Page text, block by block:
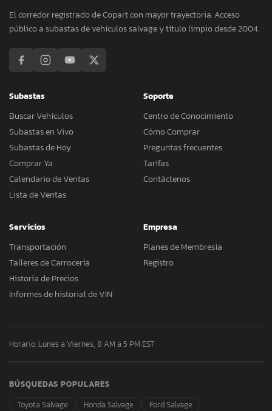
El corredor registrado de Copart con mayor trayectoria. Acceso
público a subastas de vehículos salvage y título limpio desde 2004.
Subastas
Buscar Vehículos
Subastas en Vivo
Subastas de Hoy
Comprar Ya
Calendario de Ventas
Lista de Ventas
Soporte
Centro de Conocimiento
Cómo Comprar
Preguntas frecuentes
Tarifas
Contáctenos
Servicios
Transportación
Talleres de Carrocería
Historia de Precios
Informes de historial de VIN
Empresa
Planes de Membresía
Registro
Horario: Lunes a Viernes, 8 AM a 5 PM EST
BÚSQUEDAS POPULARES
Toyota Salvage
Honda Salvage Ford Salvage